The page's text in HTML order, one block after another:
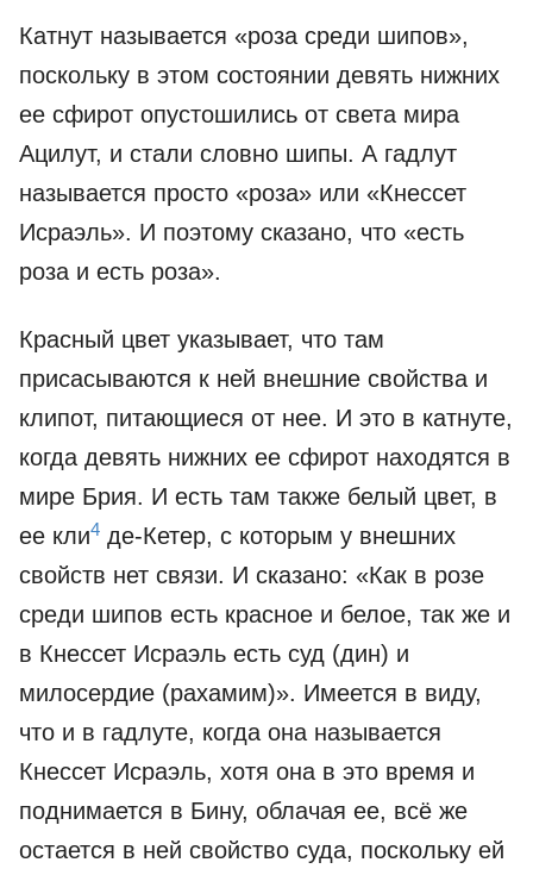
Катнут называется «роза среди шипов»,
поскольку в этом состоянии девять нижних
ее сфирот опустошились от света мира
Ацилут, и стали словно шипы. А гадлут
называется просто «роза» или «Кнессет
Исраэль». И поэтому сказано, что «есть
роза и есть роза».
Красный цвет указывает, что там
присасываются к ней внешние свойства и
клипот, питающиеся от нее. И это в катнуте,
когда девять нижних ее сфирот находятся в
мире Брия. И есть там также белый цвет, в
ее кли4 де-Кетер, с которым у внешних
свойств нет связи. И сказано: «Как в розе
среди шипов есть красное и белое, так же и
в Кнессет Исраэль есть суд (дин) и
милосердие (рахамим)». Имеется в виду,
что и в гадлуте, когда она называется
Кнессет Исраэль, хотя она в это время и
поднимается в Бину, облачая ее, всё же
остается в ней свойство суда, поскольку ей